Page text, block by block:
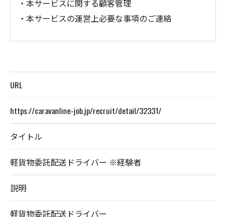
・本サービスに関する顧客管理
・本サービスの運営上必要な事項のご連絡
ません。
＜個人情報の委託について＞
個人情報を外部に委託する場合があります。
これらの委託先に対しては個人情報保護契約等の措
置をとり、適切な監督を行います。
URL
https://caravanline-job.jp/recruit/detail/32331/
タイトル
軽貨物委託配送ドライバー ※経験者
説明
軽貨物委託配送ドライバー